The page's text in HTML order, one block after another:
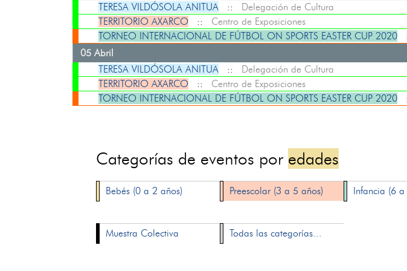
TERESA VILDÓSOLA ANITUA:: Delegación de Cultura
TERRITORIO AXARCO :: Centro de Exposiciones
TORNEO INTERNACIONAL DE FÚTBOL ON SPORTS EASTER CUP 2020
05 Abril
TERESA VILDÓSOLA ANITUA:: Delegación de Cultura
TERRITORIO AXARCO :: Centro de Exposiciones
TORNEO INTERNACIONAL DE FÚTBOL ON SPORTS EASTER CUP 2020
Categorías de eventos por edades
Bebés (0 a 2 años) Preescolar (3 a 5 años) Infancia (6
Muestra Colectiva
Todas las categorías...